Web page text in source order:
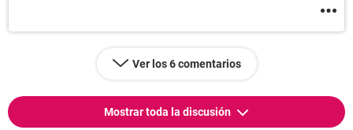
seminal . por lo que si practicas este método tienes un 70%
perfecta pero acuérdate existe el otro 30% el cual este te
puede dañar el futuro y tu vida con un embarazo no deseado
Ver los 6 comentarios
Mostrar toda la discusión